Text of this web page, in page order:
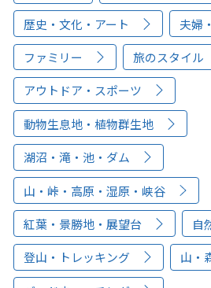
歴史・文化・アート 夫婦
ファミリー 旅のスタイル
アウトドア・スポーツ
動物生息地・植物群生地
湖沼・滝・池・ダム
山・峠・高原・湿原・峡谷
紅葉・景勝地・展望台 自
登山・トレッキング 山・